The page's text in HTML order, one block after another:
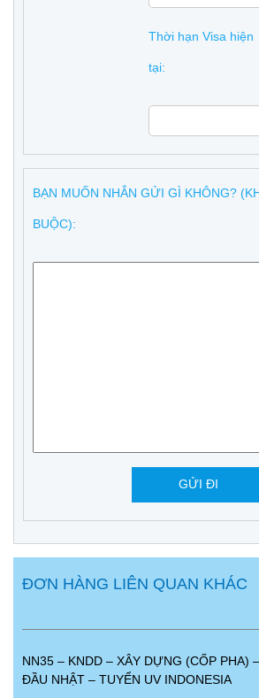
Thời hạn Visa hiện
tại:
BẠN MUỐN NHẮN GỬI GÌ KHÔNG?
BUỘC):
ĐƠN HÀNG LIÊN QUAN KHÁC
NN35 – KNDD – XÂY DỰNG (CỐP PHA)
ĐẦU NHẬT – TUYỂN UV INDONESIA